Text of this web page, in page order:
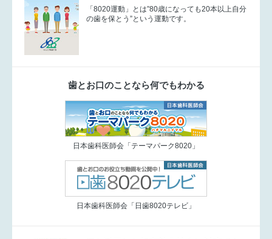
「8020運動」とは”80歳になっても20本以上自分
の歯を保とう”という運動です。
歯とお口のことなら何でもわかる
日本歯科医師会「テーマパーク8020」
日本歯科医師会「日歯8020テレビ」